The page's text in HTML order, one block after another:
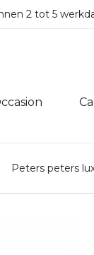
2 tot 5
Peters peters